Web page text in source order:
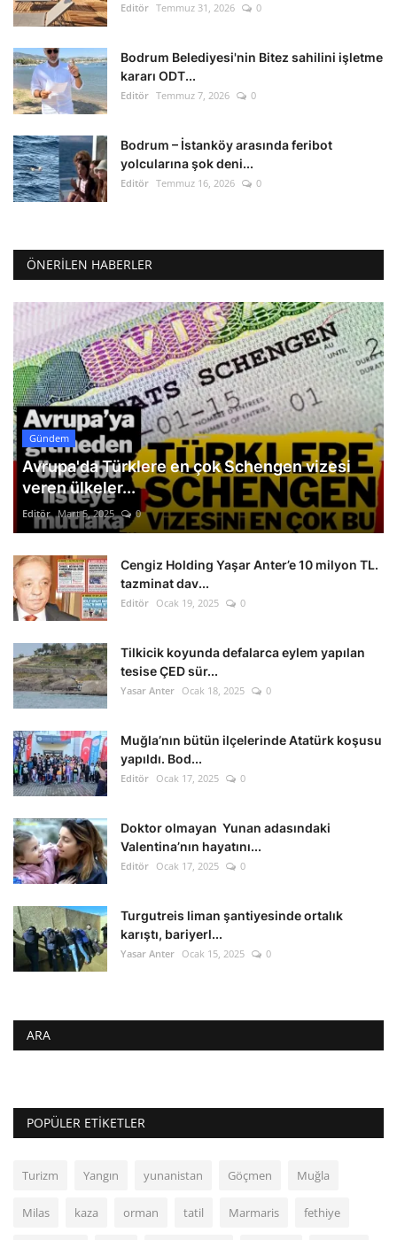
Editör Temmuz 31, 2026 0
Bodrum Belediyesi'nin Bitez sahilini işletme
kararı ODT...
Editör Temmuz 7, 2026 0
Bodrum – İstanköy arasında feribot
yolcularına şok deni...
Editör Temmuz 16, 2026 0
ÖNERILEN HABERLER
Gündem
Avrupa'da Türklere en çok Schengen vizesi
veren ülkeler...
Editör Mart 5, 2025 0
Cengiz Holding Yaşar Anter’e 10 milyon TL.
tazminat dav...
Editör Ocak 19, 2025 0
Tilkicik koyunda defalarca eylem yapılan
tesise ÇED sür...
Yasar Anter Ocak 18, 2025 0
Muğla’nın bütün ilçelerinde Atatürk koşusu
yapıldı. Bod...
Editör Ocak 17, 2025 0
Doktor olmayan Yunan adasındaki
Valentina’nın hayatını...
Editör Ocak 17, 2025 0
Turgutreis liman şantiyesinde ortalık
karıştı, bariyerl...
Yasar Anter Ocak 15, 2025 0
ARA
POPÜLER ETIKETLER
Turizm Yangın yunanistan Göçmen Muğla
Milas kaza orman tatil Marmaris fethiye